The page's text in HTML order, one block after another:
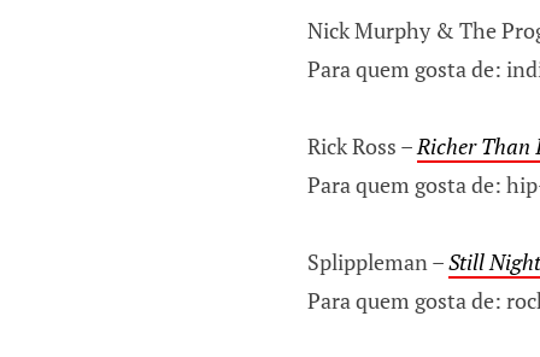
Nick Murphy & The
Para quem gosta de:
Rick Ross – Richer Than
Para quem gosta de:
Splippleman –Still
Para quem gosta de: